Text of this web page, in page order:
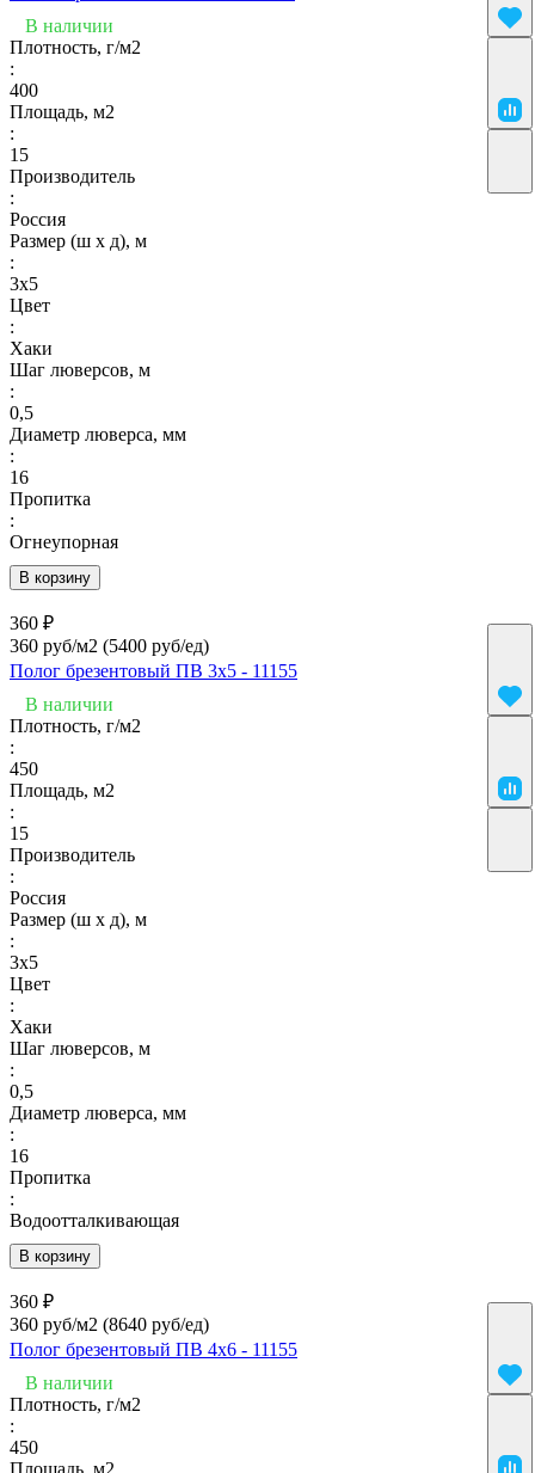
В наличии
В корзину
Плотность, г/м2
:
400
Площадь, м2
:
15
Производитель
:
Россия
Размер (ш х д), м
:
3х5
Цвет
:
Хаки
Шаг люверсов, м
:
0,5
Диаметр люверса, мм
:
16
Пропитка
:
Огнеупорная
360 ₽
360 руб/м2 (5400 руб/eд)
Полог брезентовый ПВ 3х5 - 11155
В наличии
В корзину
Плотность, г/м2
:
450
Площадь, м2
:
15
Производитель
:
Россия
Размер (ш х д), м
:
3х5
Цвет
:
Хаки
Шаг люверсов, м
:
0,5
Диаметр люверса, мм
:
16
Пропитка
:
Водоотталкивающая
360 ₽
360 руб/м2 (8640 руб/eд)
Полог брезентовый ПВ 4х6 - 11155
В наличии
Плотность, г/м2
:
450
Площадь, м2